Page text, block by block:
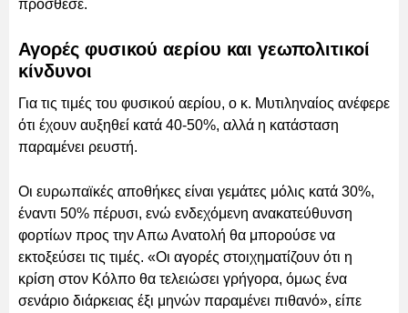
πρόσθεσε.
Αγορές φυσικού αερίου και γεωπολιτικοί
κίνδυνοι
Για τις τιμές του φυσικού αερίου, ο κ. Μυτιληναίος ανέφερε
ότι έχουν αυξηθεί κατά 40-50%, αλλά η κατάσταση
παραμένει ρευστή.
Οι ευρωπαϊκές αποθήκες είναι γεμάτες μόλις κατά 30%,
έναντι 50% πέρυσι, ενώ ενδεχόμενη ανακατεύθυνση
φορτίων προς την Απω Ανατολή θα μπορούσε να
εκτοξεύσει τις τιμές. «Οι αγορές στοιχηματίζουν ότι η
κρίση στον Κόλπο θα τελειώσει γρήγορα, όμως ένα
σενάριο διάρκειας έξι μηνών παραμένει πιθανό», είπε